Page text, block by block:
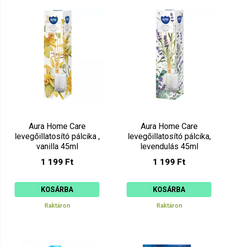
Aura Home Care
levegőillatosító pálcika ,
vanilla 45ml
1 199 Ft
KOSÁRBA
Raktáron
Aura Home Care
levegőillatosító pálcika,
levendulás 45ml
1 199 Ft
KOSÁRBA
Raktáron